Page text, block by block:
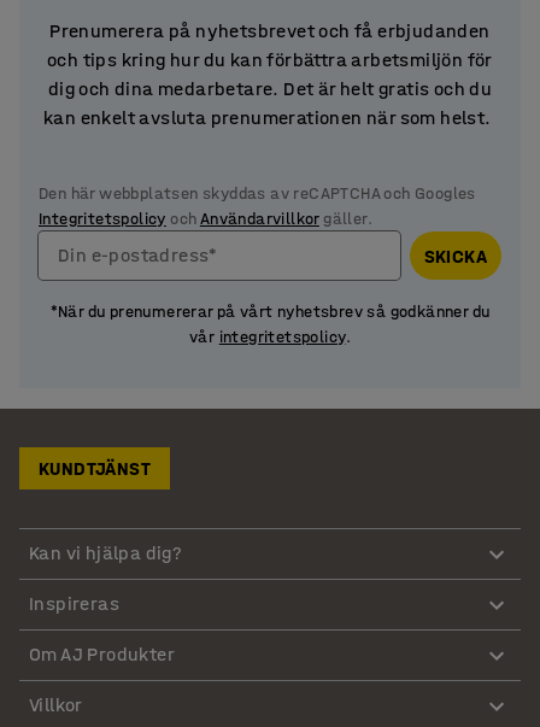
Prenumerera på nyhetsbrevet och få erbjudanden
och tips kring hur du kan förbättra arbetsmiljön för
dig och dina medarbetare. Det är helt gratis och du
kan enkelt avsluta prenumerationen när som helst.
Den här webbplatsen skyddas av reCAPTCHA och Googles
Integritetspolicy ochAnvändarvillkorgäller.
Din e-postadress* SKICKA
*När du prenumererar på vårt nyhetsbrev så godkänner du
vår integritetspolicy.
KUNDTJÄNST
Kan vi hjälpa dig?
Inspireras
Om AJ Produkter
Villkor